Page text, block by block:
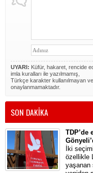
UYARI: Küfür, hakaret, rencide
imla kuralları ile yazılmamış,
Türkçe karakter kullanılmayan
onaylanmamaktadır.
SON DAKİKA
TDP’de
İki
özellikle
yaşanan